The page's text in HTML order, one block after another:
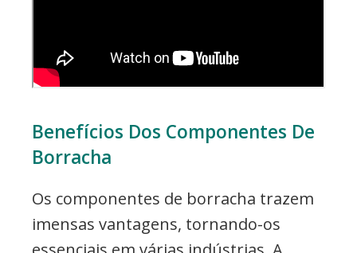
Benefícios Dos Componentes De
Borracha
Os componentes de borracha trazem
imensas vantagens, tornando-os